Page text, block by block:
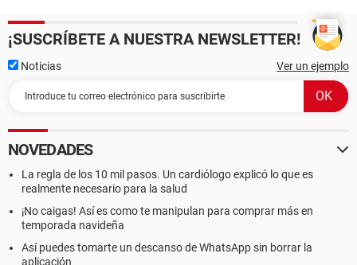
¡SUSCRÍBETE A NUESTRA NEWSLETTER!
Noticias Ver un ejemplo
NOVEDADES
La regla de los 10 mil pasos. Un cardiólogo explicó lo que es
realmente necesario para la salud
¡No caigas! Así es como te manipulan para comprar más en
temporada navideña
Así puedes tomarte un descanso de WhatsApp sin borrar la
aplicación